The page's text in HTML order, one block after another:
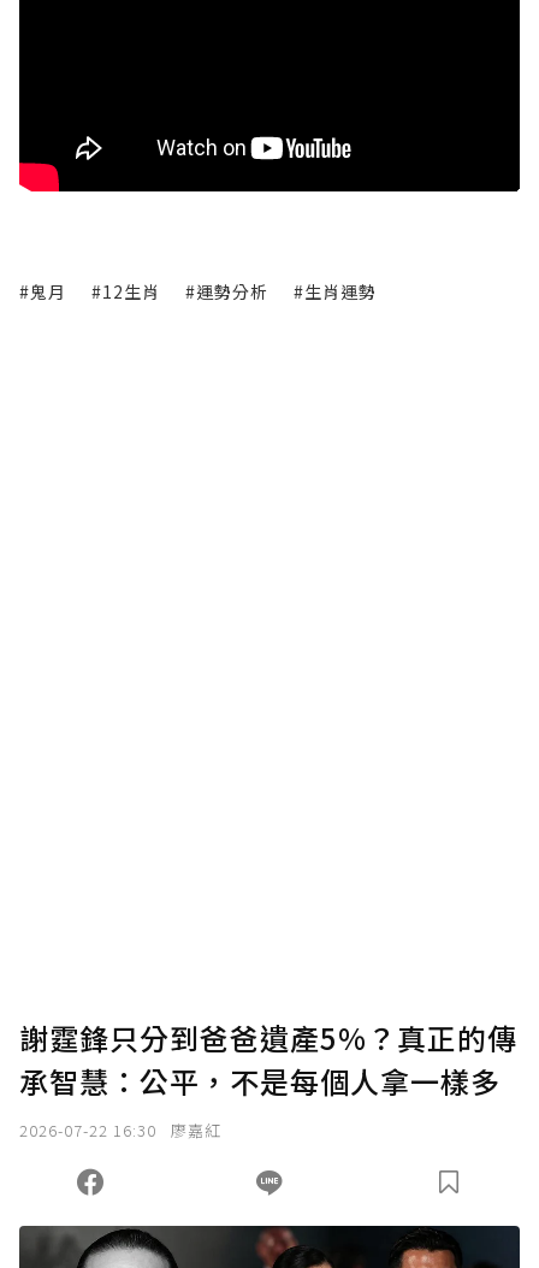
#鬼月 #12生肖 #運勢分析 #生肖運勢
謝霆鋒只分到爸爸遺產5%？真正的傳
承智慧：公平，不是每個人拿一樣多
2026-07-22 16:30 廖嘉紅